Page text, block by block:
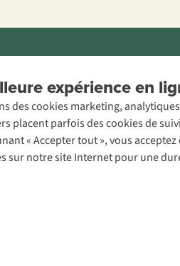
expérience en
des cookies marketing,
placent parfois des cookies de
« Accepter tout », vous
notre site Internet pour une